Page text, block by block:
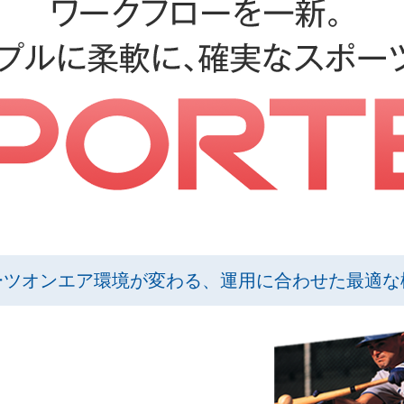
オンエア環境が変わる、運用に合わせた最適